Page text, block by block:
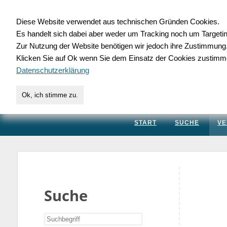
für Handwerk,
START SUCHE
Suche
Diese Website verwendet aus technischen Gründen Cookies.
Es handelt sich dabei aber weder um Tracking noch um
Zur Nutzung der Website benötigen wir jedoch ihre Zustimmung.
Klicken Sie auf Ok wenn Sie dem Einsatz der Cookies
Datenschutzerklärung
Ok, ich stimme zu.